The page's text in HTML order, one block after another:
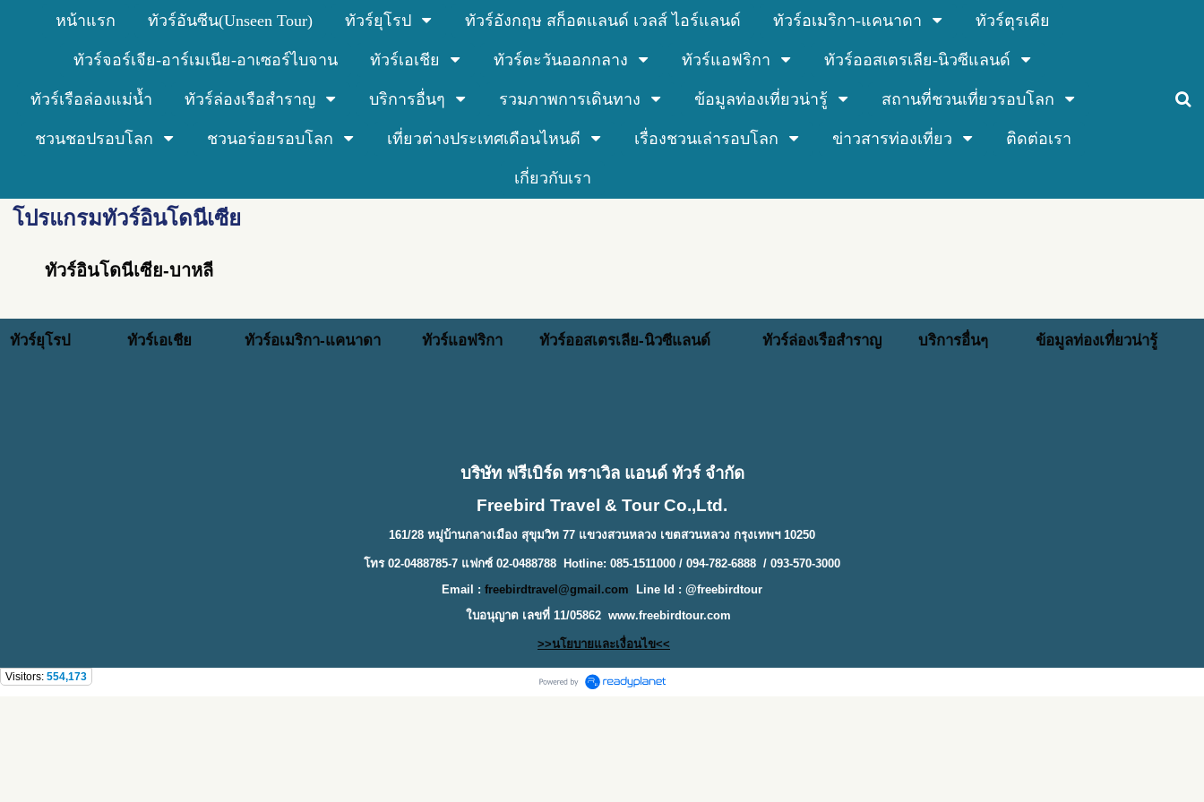
หน้าแรก ทัวร์อันซีน(Unseen Tour) ทัวร์ยุโรป ทัวร์อังกฤษ สก็อตแลนด์ เวลส์ ไอร์แลนด์ ทัวร์อเมริกา-แคนาดา ทัวร์ตุรเคีย
ทัวร์จอร์เจีย-อาร์เมเนีย-อาเซอร์ไบจาน ทัวร์เอเชีย ทัวร์ตะวันออกกลาง ทัวร์แอฟริกา ทัวร์ออสเตรเลีย-นิวซีแลนด์
ทัวร์เรือล่องแม่น้ำ ทัวร์ล่องเรือสำราญ บริการอื่นๆ รวมภาพการเดินทาง ข้อมูลท่องเที่ยวน่ารู้ สถานที่ชวนเที่ยวรอบโลก
ชวนชอปรอบโลก ชวนอร่อยรอบโลก เที่ยวต่างประเทศเดือนไหนดี เรื่องชวนเล่ารอบโลก ข่าวสารท่องเที่ยว ติดต่อเรา
เกี่ยวกับเรา
โปรแกรมทัวร์อินโดนีเซีย
ทัวร์อินโดนีเซีย-บาหลี
ทัวร์ยุโรป ทัวร์เอเชีย ทัวร์อเมริกา-แคนาดา ทัวร์แอฟริกา ทัวร์ออสเตรเลีย-นิวซีแลนด์ ทัวร์ล่องเรือสำราญ บริการอื่นๆ ข้อมูลท่องเที่ยวน่ารู้
บริษัท ฟรีเบิร์ด ทราเวิล แอนด์ ทัวร์ จำกัด
Freebird Travel & Tour Co.,Ltd.
161/28 หมู่บ้านกลางเมือง สุขุมวิท 77 แขวงสวนหลวง เขตสวนหลวง กรุงเทพฯ 10250
โทร 02-0488785-7 แฟกซ์ 02-0488788 Hotline: 085-1511000 / 094-782-6888 / 093-570-3000
Email : freebirdtravel@gmail.com
Line Id : @freebirdtour
ใบอนุญาต เลขที่ 11/05862 www.freebirdtour.com
>>นโยบายและเงื่อนไข<<
Visitors: 554,173